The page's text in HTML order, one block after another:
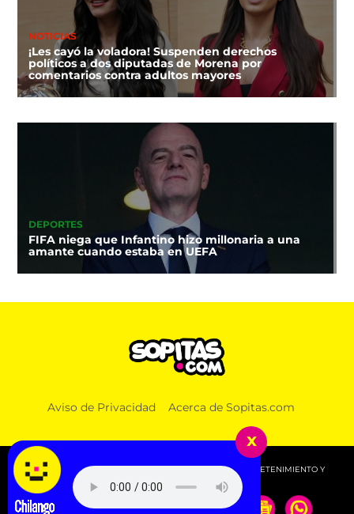
NOTICIAS
¡Les cayó la voladora! Suspenden derechos
políticos a dos diputadas de Morena por
comentarios contra adultos mayores
DEPORTES
FIFA niega que Infantino hizo millonaria a una
amante cuando estaba en UEFA
Aviso de Privacidad Acerca de Sopitas.com
© 2026 SOPITAS.COM - MÚSICA, NOTICIAS, DEPORTES, ENTRETENIMIENTO Y
MÁS!.
x